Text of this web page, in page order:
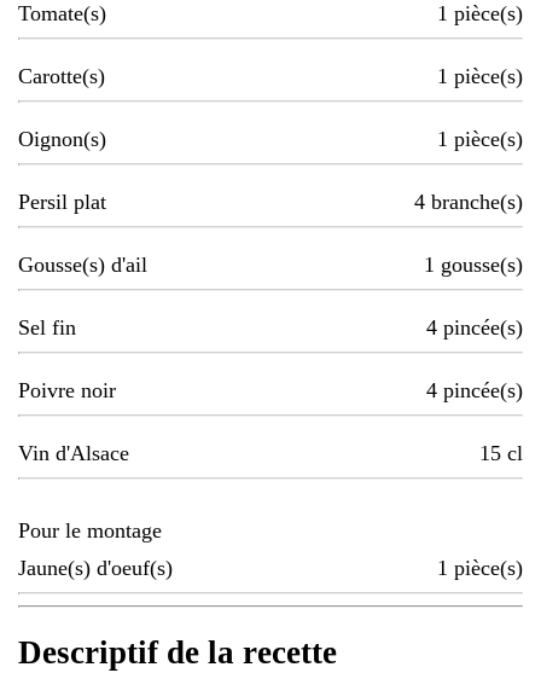
Tomate(s) 1 pièce(s)
Carotte(s) 1 pièce(s)
Oignon(s) 1 pièce(s)
Persil plat 4 branche(s)
Gousse(s) d'ail 1 gousse(s)
Sel fin 4 pincée(s)
Poivre noir 4 pincée(s)
Vin d'Alsace 15 cl
Pour le montage
Jaune(s) d'oeuf(s)
1 pièce(s)
Descriptif de la recette